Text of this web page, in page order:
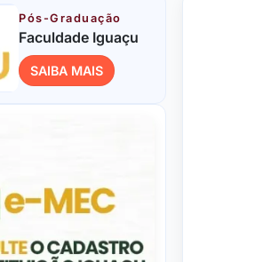
Pós-Graduação
Faculdade Iguaçu
SAIBA MAIS